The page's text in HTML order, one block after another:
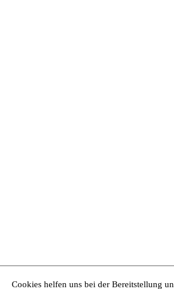
Cookies helfen uns bei der Bereitstellung